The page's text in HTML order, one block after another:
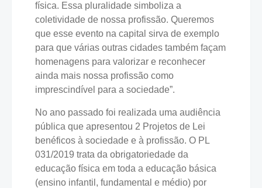
física. Essa pluralidade simboliza a
coletividade de nossa profissão. Queremos
que esse evento na capital sirva de exemplo
para que várias outras cidades também façam
homenagens para valorizar e reconhecer
ainda mais nossa profissão como
imprescindível para a sociedade”.
No ano passado foi realizada uma audiência
pública que apresentou 2 Projetos de Lei
benéficos à sociedade e à profissão. O PL
031/2019 trata da obrigatoriedade da
educação física em toda a educação básica
(ensino infantil, fundamental e médio) por